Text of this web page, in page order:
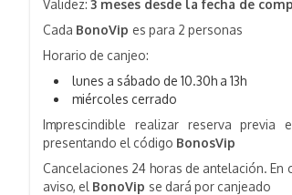
Validez:3 meses desde la fecha de
Cada BonoVip es para 2 personas
Horario de canjeo:
lunes a sábado de 10.30h a 13h
miércoles cerrado
Imprescindible realizar reserva previa
presentando el código BonosVip
Cancelaciones 24 horas de antelación.
aviso, el BonoVip se dará por canjeado